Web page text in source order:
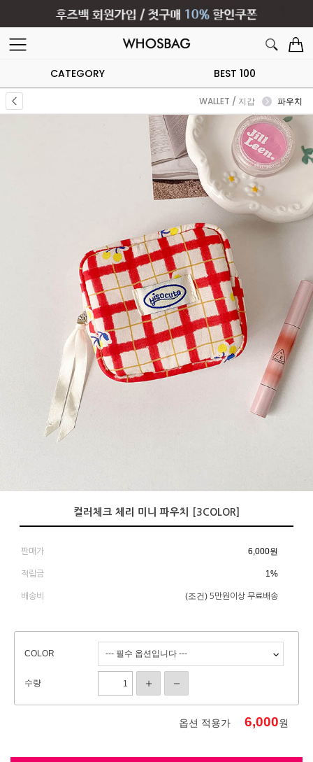
CATEGORY BEST 100
WALLET / 지갑 파우치
컬러체크 체리 미니 파우치 [3COLOR]
판매가 6,000원
적립금 1%
배송비 (조건) 5만원이상 무료배송
COLOR
수량
옵션 적용가 6,000원